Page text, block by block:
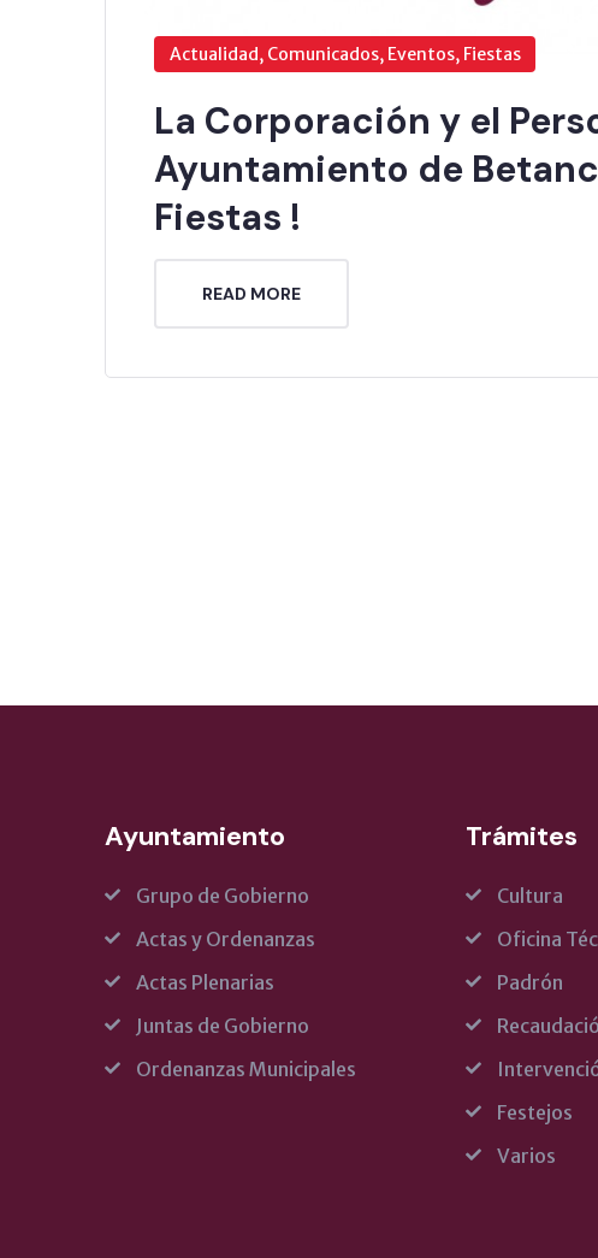
Actualidad, Comunicados, Eventos, Fiestas
La Corporación y el
Ayuntamiento de
Fiestas !
READ MORE
Ayuntamiento
Grupo de Gobierno
Actas y Ordenanzas
Actas Plenarias
Juntas de Gobierno
Ordenanzas Municipales
Trámites
Cultura
Oficina
Padrón
Festejos
Varios